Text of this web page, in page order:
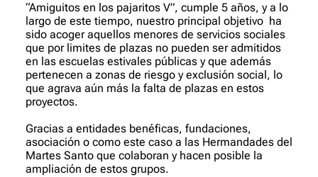
“Amiguitos en los pajaritos V”, cumple 5 años, y a lo
largo de este tiempo, nuestro principal objetivo ha
sido acoger aquellos menores de servicios sociales
que por limites de plazas no pueden ser admitidos
en las escuelas estivales públicas y que además
pertenecen a zonas de riesgo y exclusión social, lo
que agrava aún más la falta de plazas en estos
proyectos.
Gracias a entidades benéficas, fundaciones,
asociación o como este caso a las Hermandades del
Martes Santo que colaboran y hacen posible la
ampliación de estos grupos.